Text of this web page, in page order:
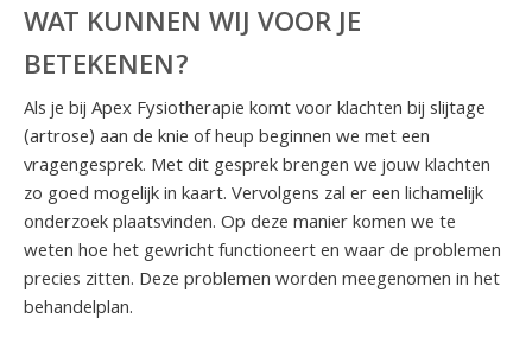
WAT KUNNEN WIJ VOOR JE
BETEKENEN?
Als je bij Apex Fysiotherapie komt voor klachten bij slijtage
(artrose) aan de knie of heup beginnen we met een
vragengesprek. Met dit gesprek brengen we jouw klachten
zo goed mogelijk in kaart. Vervolgens zal er een lichamelijk
onderzoek plaatsvinden. Op deze manier komen we te
weten hoe het gewricht functioneert en waar de problemen
precies zitten. Deze problemen worden meegenomen in het
behandelplan.